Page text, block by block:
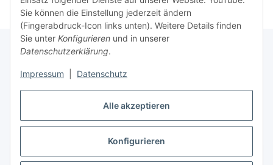
Alle akzeptieren
Konfigurieren
Sie können die Einstellung jederzeit ändern
(Fingerabdruck-Icon links unten). Weitere Details finden
Sie unter Konfigurieren und in unserer
Datenschutzerklärung.
Impressum Datenschutz
Informationen
Gesetzliche Informationen
Vertrag widerrufen